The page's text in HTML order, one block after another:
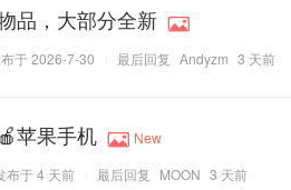
品，大部分全新
于 2026-7-30 最后回复 Andyzm 3 天前
苹果手机
New
布于4 天前 最后回复 MOON 3 天前